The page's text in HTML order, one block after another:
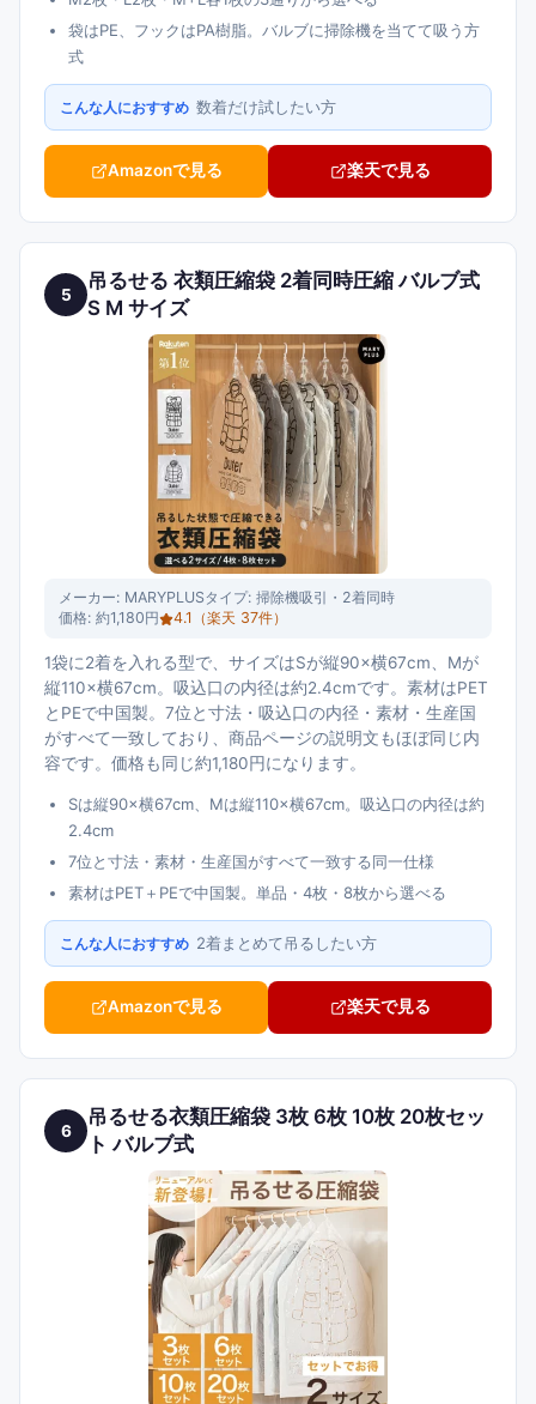
袋はPE、フックはPA樹脂。バルブに掃除機を当てて吸う方
式
こんな人におすすめ 数着だけ試したい方
Amazonで見る 楽天で見る
5
吊るせる 衣類圧縮袋 2着同時圧縮 バルブ式
S M サイズ
メーカー: MARYPLUSタイプ: 掃除機吸引・2着同時
価格: 約1,180円 4.1 （楽天 37件）
1袋に2着を入れる型で、サイズはSが縦90×横67cm、Mが
縦110×横67cm。吸込口の内径は約2.4cmです。素材はPET
とPEで中国製。7位と寸法・吸込口の内径・素材・生産国
がすべて一致しており、商品ページの説明文もほぼ同じ内
容です。価格も同じ約1,180円になります。
Sは縦90×横67cm、Mは縦110×横67cm。吸込口の内径は約
2.4cm
7位と寸法・素材・生産国がすべて一致する同一仕様
素材はPET＋PEで中国製。単品・4枚・8枚から選べる
こんな人におすすめ 2着まとめて吊るしたい方
Amazonで見る 楽天で見る
6
吊るせる衣類圧縮袋 3枚 6枚 10枚 20枚セッ
ト バルブ式